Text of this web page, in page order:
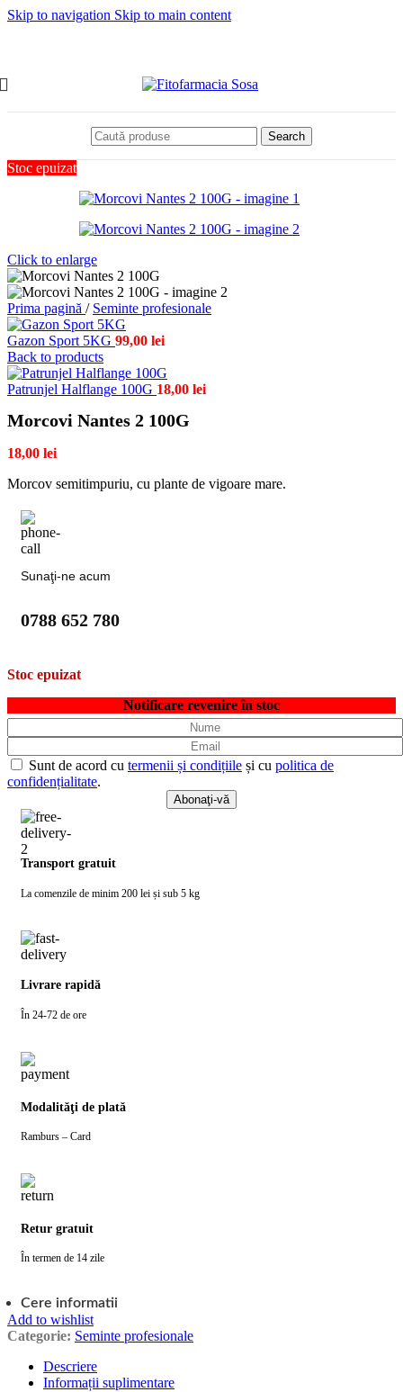
Skip to navigation Skip to main content
Search
Stoc epuizat
Click to enlarge
Prima pagină / Seminte profesionale
Gazon Sport 5KG 99,00 lei
Back to products
Patrunjel Halflange 100G 18,00 lei
Morcovi Nantes 2 100G
18,00 lei
Morcov semitimpuriu, cu plante de vigoare mare.
Sunaţi-ne acum
0788 652 780
Stoc epuizat
Notificare revenire în stoc
Sunt de acord cu termenii și condițiile și cu politica de
confidențialitate.
Transport gratuit
La comenzile de minim 200 lei și sub 5 kg
Livrare rapidă
În 24-72 de ore
Modalităţi de plată
Ramburs – Card
Retur gratuit
În termen de 14 zile
Cere informatii
Add to wishlist
Categorie: Seminte profesionale
Descriere
Informații suplimentare